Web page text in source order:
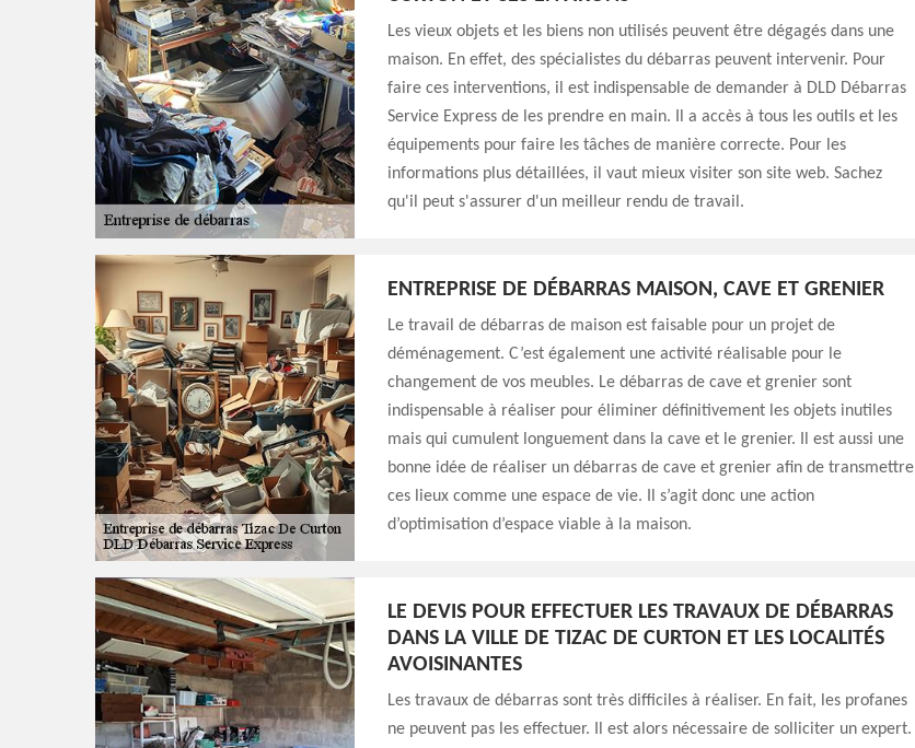
Les vieux objets et les biens non utilisés peuvent être dégagés dans une
maison. En effet, des spécialistes du débarras peuvent intervenir. Pour
faire ces interventions, il est indispensable de demander à DLD Débarras
Service Express de les prendre en main. Il a accès à tous les outils et les
équipements pour faire les tâches de manière correcte. Pour les
informations plus détaillées, il vaut mieux visiter son site web. Sachez
qu'il peut s'assurer d'un meilleur rendu de travail.
ENTREPRISE DE DÉBARRAS MAISON, CAVE ET GRENIER
Le travail de débarras de maison est faisable pour un projet de
déménagement. C’est également une activité réalisable pour le
changement de vos meubles. Le débarras de cave et grenier sont
indispensable à réaliser pour éliminer définitivement les objets inutiles
mais qui cumulent longuement dans la cave et le grenier. Il est aussi une
bonne idée de réaliser un débarras de cave et grenier afin de transmettre
ces lieux comme une espace de vie. Il s’agit donc une action
d’optimisation d’espace viable à la maison.
LE DEVIS POUR EFFECTUER LES TRAVAUX DE DÉBARRAS
DANS LA VILLE DE TIZAC DE CURTON ET LES LOCALITÉS
AVOISINANTES
Les travaux de débarras sont très difficiles à réaliser. En fait, les profanes
ne peuvent pas les effectuer. Il est alors nécessaire de solliciter un expert.